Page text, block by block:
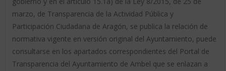
marzo, de Transparencia de la Actividad Pública y
Participación Ciudadana de Aragón, se publica la relación de
normativa vigente en versión original del Ayuntamiento, puede
consultarse en los apartados correspondientes del Portal de
Transparencia del Ayuntamiento de Ambel que se enlazan a